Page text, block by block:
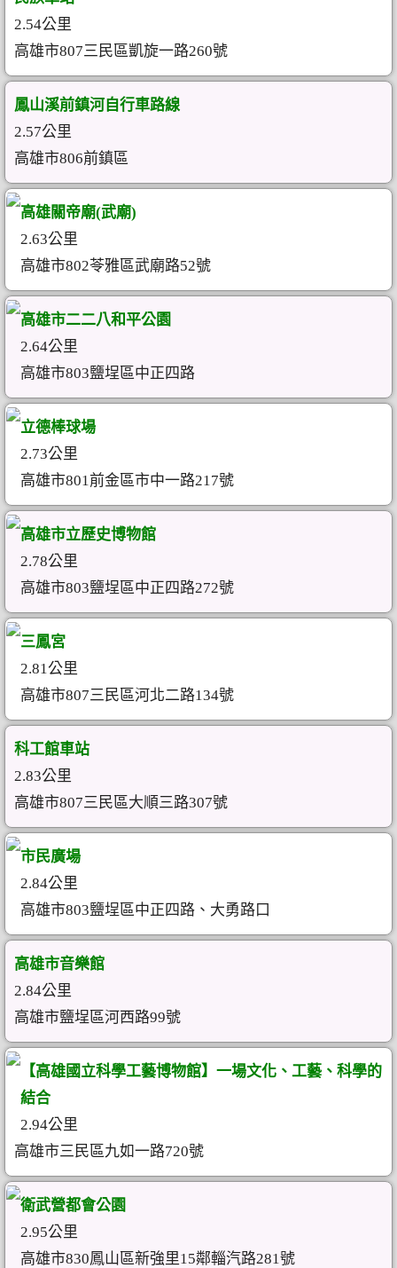
2.54公里
高雄市807三民區凱旋一路260號
鳳山溪前鎮河自行車路線
2.57公里
高雄市806前鎮區
高雄關帝廟(武廟)
2.63公里
高雄市802苓雅區武廟路52號
高雄市二二八和平公園
2.64公里
高雄市803鹽埕區中正四路
立德棒球場
2.73公里
高雄市801前金區市中一路217號
高雄市立歷史博物館
2.78公里
高雄市803鹽埕區中正四路272號
三鳳宮
2.81公里
高雄市807三民區河北二路134號
科工館車站
2.83公里
高雄市807三民區大順三路307號
市民廣場
2.84公里
高雄市803鹽埕區中正四路、大勇路口
高雄市音樂館
2.84公里
高雄市鹽埕區河西路99號
【高雄國立科學工藝博物館】一場文化、工藝、科學的
結合
2.94公里
高雄市三民區九如一路720號
衛武營都會公園
2.95公里
高雄市830鳳山區新強里15鄰輜汽路281號